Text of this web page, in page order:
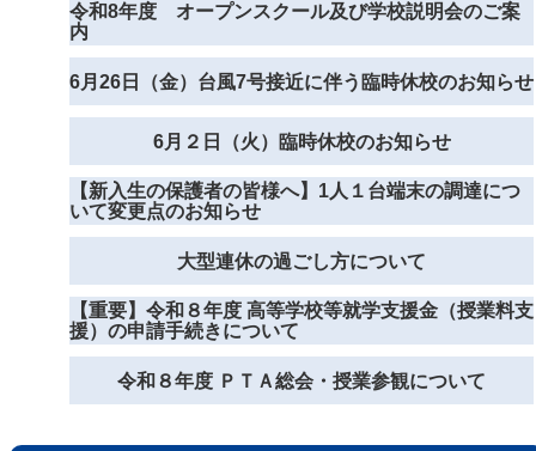
令和8年度 オープンスクール及び学校説明会のご案
内
6月26日（金）台風7号接近に伴う臨時休校のお知らせ
6月２日（火）臨時休校のお知らせ
【新入生の保護者の皆様へ】1人１台端末の調達につ
いて変更点のお知らせ
大型連休の過ごし方について
【重要】令和８年度 高等学校等就学支援金（授業料支
援）の申請手続きについて
令和８年度 ＰＴＡ総会・授業参観について